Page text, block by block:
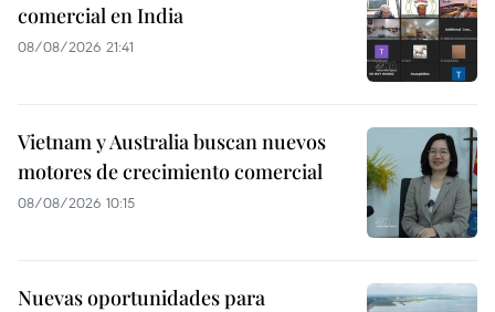
comercial en India
08/08/2026 21:41
Vietnam y Australia buscan nuevos
motores de crecimiento comercial
08/08/2026 10:15
Nuevas oportunidades para